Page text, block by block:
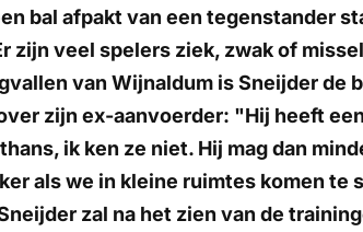
bal afpakt van een tegenstander
zijn veel spelers ziek, zwak of
van Wijnaldum is Sneijder de
zijn ex-aanvoerder: "Hij heeft
ik ken ze niet. Hij mag dan
als we in kleine ruimtes komen te
zal na het zien van de